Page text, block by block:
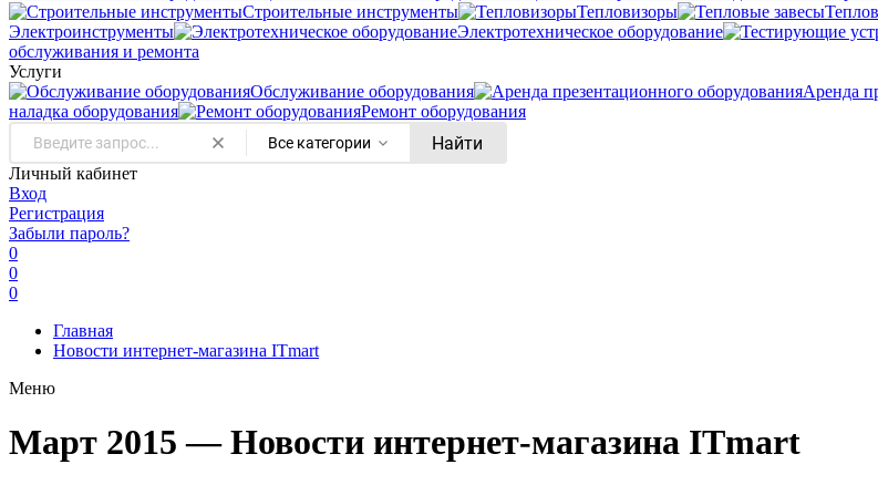
Строительные инструменты
Тепловизоры
Электроинструменты
Электротехническое оборудование
обслуживания и ремонта
Услуги
Oбслуживание оборудования
Аренда
наладка оборудования
Ремонт оборудования
Все категории Найти
Личный кабинет
Вход
Регистрация
Забыли пароль?
0
0
0
Главная
Новости интернет-магазина ITmart
Меню
Март 2015 — Новости интернет-магазина ITmart